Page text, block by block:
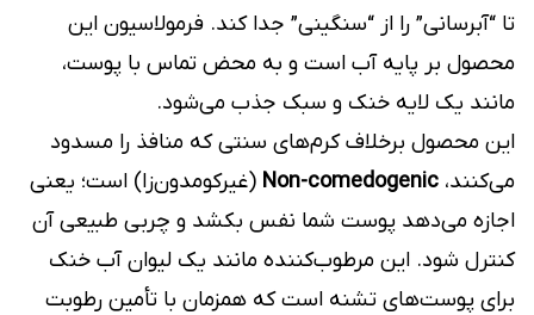
تا “آبرسانی” را از “سنگینی” جدا کند. فرمولاسیون این
محصول بر پایه آب است و به محض تماس با پوست،
مانند یک لایه خنک و سبک جذب می‌شود.
این محصول برخلاف کرم‌های سنتی که منافذ را مسدود
می‌کنند، Non-comedogenic (غیرکومدون‌زا) است؛ یعنی
اجازه می‌دهد پوست شما نفس بکشد و چربی طبیعی آن
کنترل شود. این مرطوب‌کننده مانند یک لیوان آب خنک
برای پوست‌های تشنه است که همزمان با تأمین رطوبت